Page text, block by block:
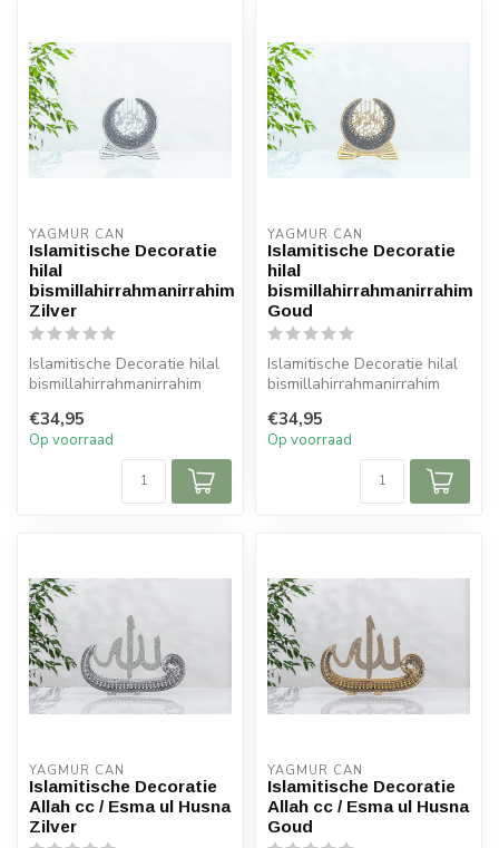
YAGMUR CAN
Islamitische Decoratie
hilal
bismillahirrahmanirrahim
Zilver
Islamitische Decoratie hilal
bismillahirrahmanirrahim
Afmeting: 22x22 cm
€34,95
Op voorraad
YAGMUR CAN
Islamitische Decoratie
hilal
bismillahirrahmanirrahim
Goud
Islamitische Decoratie hilal
bismillahirrahmanirrahim
Afmeting: 22x22 cm
€34,95
Op voorraad
YAGMUR CAN
Islamitische Decoratie
Allah cc / Esma ul Husna
Zilver
YAGMUR CAN
Islamitische Decoratie
Allah cc / Esma ul Husna
Goud